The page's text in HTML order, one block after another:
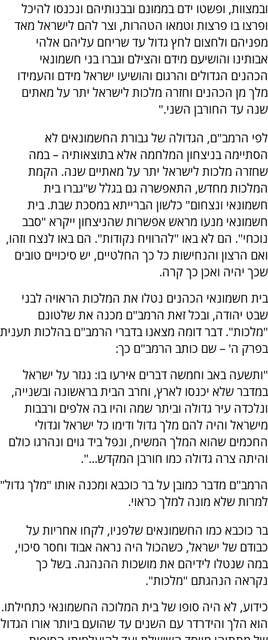
ובמצוות, ופשטו ידם בממונם ובבנותיהם ונכנסו להיכל
ופרצו בו פרצות וטמאו הטהרות, וצר להם לישראל מאד
מפניהם ולחצום לחץ גדול עד שריחם עליהם אלהי
אבותינו והושיעם מידם והצילם וגברו בני חשמונאי
הכהנים הגדולים והרגום והושיעו ישראל מידם והעמידו
מלך מן הכהנים וחזרה מלכות לישראל יתר על מאתים
שנה עד החורבן השני."
לפי הרמב"ם, הגדולה של גבורת החשמונאים לא
הסתיימה בניצחון המלחמה אלא בתוצאותיה – במה
שחזרה מלכות לישראל יתר על מאתיים שנה. הקמת
המלכות מחדש, התאפשרה גם בגלל ש"גברו בית
חשמונאי ונצחום" כלשון הברייתא במסכת שבת. בית
חשמונאי מנעו מראש אפשרות שהניצחון ייקרא "סבב
נוכחי". הם לא באו "להרוויח נקודות". הם באו לנצח וזהו,
ואם הרצון והנחישות כל כך החלטיים, יש סיכויים טובים
שכך יהיה ואכן כך קרה.
בית חשמונאי הכהנים נטלו את המלכות הראויה לבני
שבט יהודה, ובכל זאת הרמב"ם מכנה את שלטונם
"מלכות". דבר דומה מצאנו בדברי הרמב"ם בהלכות תענית
בפרק ה' – שם כותב הרמב"ם כך:
"ותשעה באב וחמשה דברים אירעו בו: נגזר על ישראל
במדבר שלא יכנסו לארץ, וחרב הבית בראשונה ובשנייה,
ונלכדה עיר גדולה וביתר שמה והיו בה אלפים ורבבות
מישראל והיה להם מלך גדול ודימו כל ישראל וגדולי
החכמים שהוא המלך המשיח, ונפל ביד גוים ונהרגו כולם
והיתה צרה גדולה כמו חורבן המקדש...".
הרמב"ם מדבר כמובן על בר כוכבא ומכנה אותו "מלך גדול"
למרות שלא מונה למלך כראוי.
בר כוכבא כמו החשמונאים שלפניו, לקחו אחריות על
כבודם של ישראל, כשהכול היה נראה אבוד וחסר סיכוי,
במה שנטלו לידיהם את מושכות ההנהגה. בשל כך
נקראה הנהגתם "מלכות".
כידוע, לא היה סופו של בית המלוכה החשמונאי כתחילתו.
הוא הלך והידרדר עם השנים עד שהועם ביותר אורו הגדול